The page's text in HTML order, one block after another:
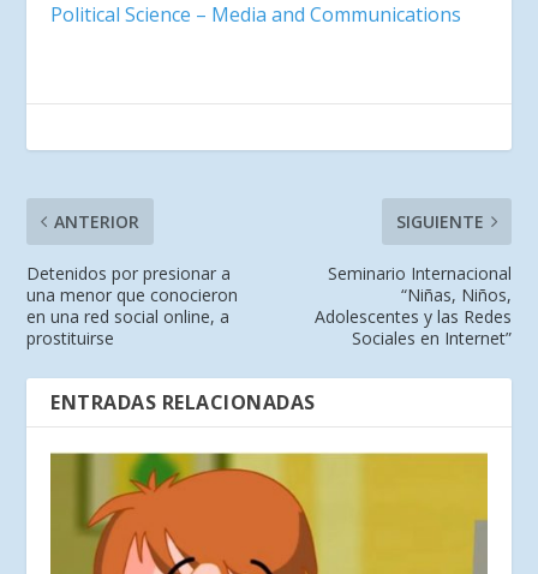
Political Science – Media and Communications
ANTERIOR
Detenidos por presionar a
una menor que conocieron
en una red social online, a
prostituirse
SIGUIENTE
Seminario Internacional
“Niñas, Niños,
Adolescentes y las Redes
Sociales en Internet”
ENTRADAS RELACIONADAS